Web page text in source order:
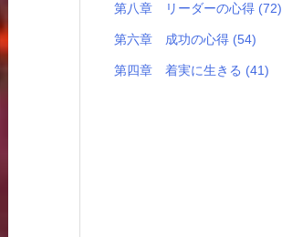
第八章 リーダーの心得 (72)
第六章 成功の心得 (54)
第四章 着実に生きる (41)